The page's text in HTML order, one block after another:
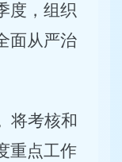
度，组织
面从严治
将考核和
重点工作